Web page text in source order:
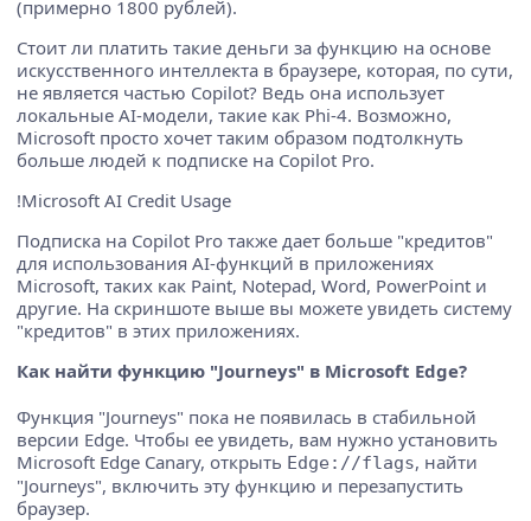
(примерно 1800 рублей).
Стоит ли платить такие деньги за функцию на основе
искусственного интеллекта в браузере, которая, по сути,
не является частью Copilot? Ведь она использует
локальные AI-модели, такие как Phi-4. Возможно,
Microsoft просто хочет таким образом подтолкнуть
больше людей к подписке на Copilot Pro.
!Microsoft AI Credit Usage
Подписка на Copilot Pro также дает больше "кредитов"
для использования AI-функций в приложениях
Microsoft, таких как Paint, Notepad, Word, PowerPoint и
другие. На скриншоте выше вы можете увидеть систему
"кредитов" в этих приложениях.
Как найти функцию "Journeys" в Microsoft Edge?
Функция "Journeys" пока не появилась в стабильной
версии Edge. Чтобы ее увидеть, вам нужно установить
Microsoft Edge Canary, открыть Edge://flags, найти
"Journeys", включить эту функцию и перезапустить
браузер.